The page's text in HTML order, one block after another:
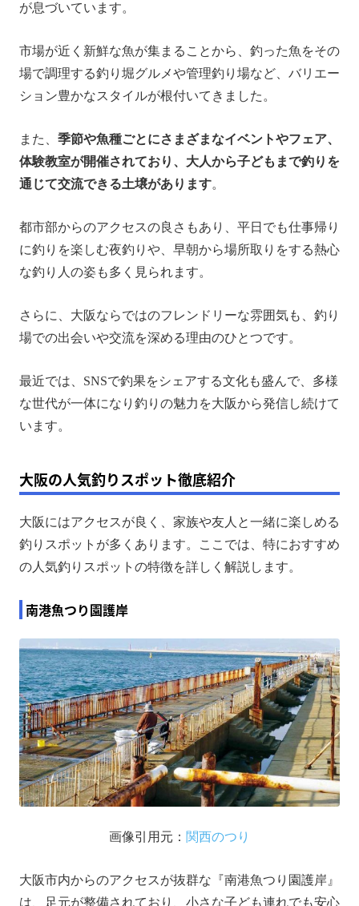
が息づいています。
市場が近く新鮮な魚が集まることから、釣った魚をその
場で調理する釣り堀グルメや管理釣り場など、バリエー
ション豊かなスタイルが根付いてきました。
また、 季節や魚種ごとにさまざまなイベントやフェア、
体験教室が開催されており、大人から子どもまで釣りを
通じて交流できる土壌があります。
都市部からのアクセスの良さもあり、平日でも仕事帰り
に釣りを楽しむ夜釣りや、早朝から場所取りをする熱心
な釣り人の姿も多く見られます。
さらに、大阪ならではのフレンドリーな雰囲気も、釣り
場での出会いや交流を深める理由のひとつです。
最近では、SNSで釣果をシェアする文化も盛んで、多様
な世代が一体になり釣りの魅力を大阪から発信し続けて
います。
大阪の人気釣りスポット徹底紹介
大阪にはアクセスが良く、家族や友人と一緒に楽しめる
釣りスポットが多くあります。ここでは、特におすすめ
の人気釣りスポットの特徴を詳しく解説します。
南港魚つり園護岸
画像引用元： 関西のつり
大阪市内からのアクセスが抜群な『南港魚つり園護岸』
は、足元が整備されており、小さな子ども連れでも安心